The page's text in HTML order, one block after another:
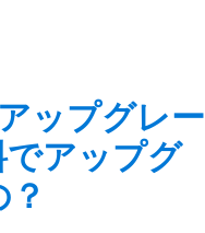
ップグレー
でアップグ